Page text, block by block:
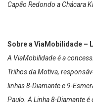
Capão Redondo a Chácara
Sobre a ViaMobilidade –
A ViaMobilidade é a
Trilhos da Motiva,
linhas 8-Diamante e 9-
Paulo. A Linha 8-Diamante